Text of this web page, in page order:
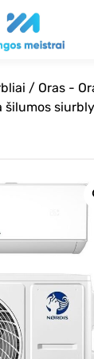
/ Oras -
šilumos